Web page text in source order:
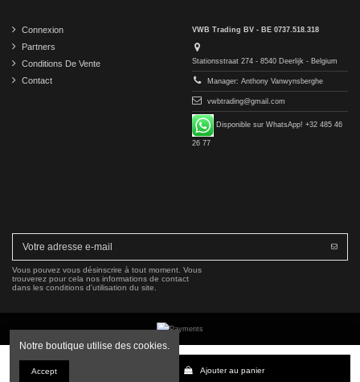
Ajouter au panier
Connexion
Partners
Conditions De Vente
Contact
VWB Trading BV - BE 0737.518.318
Stationsstraat 274 - 8540 Deerlijk - Belgium
Manager: Anthony Vanwynsberghe
vwbtrading@gmail.com
Disponible sur WhatsApp! +32 485 46
26 77
Vous pouvez vous désinscrire à tout moment. Vous
trouverez pour cela nos informations de contact
dans les conditions d'utilisation du site.
Copyright © 2016-2026 VWB Trading BV. All rights reserved.
La société VWB Trading n'est pas affiliée à Mercedes-Benz Group AG, ni autorisée ou approuvée
Notre boutique utilise des cookies.
Accept